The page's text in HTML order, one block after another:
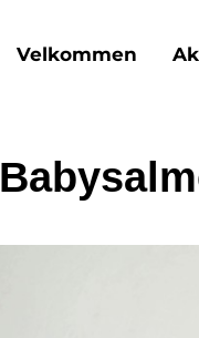
Velkommen